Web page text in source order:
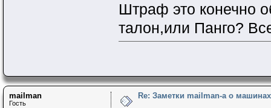
Штраф это конечно
талон,или Панго?
mailman
Гость
Re: Заметки mailman-a о